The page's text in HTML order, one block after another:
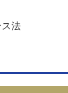
ス法